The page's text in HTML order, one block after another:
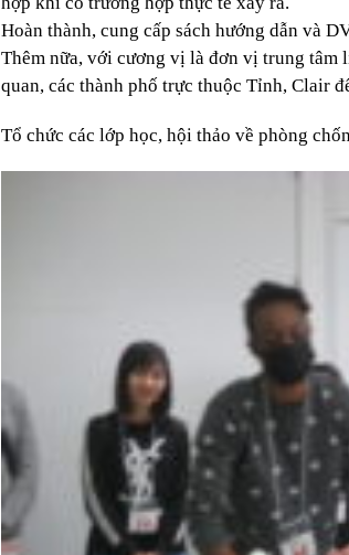
Hoàn thành, cung cấp sách hướng dẫn và
Thêm nữa, với cương vị là đơn vị trung tâm
quan, các thành phố trực thuộc Tỉnh, Clair
Tổ chức các lớp học, hội thảo về phòng